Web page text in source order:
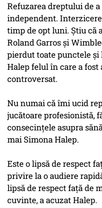
Refuzarea dreptului de
independent.
timp de opt luni. Ştiu că
Roland Garros şi
pierdut toate punctele
Halep felul în care a fost
controversat.
Nu numai că îmi ucid
jucătoare profesionistă,
consecinţele asupra
mai Simona Halep.
Este o lipsă de respect
privire la o audiere
lipsă de respect faţă de
cuvinte, a acuzat Halep.